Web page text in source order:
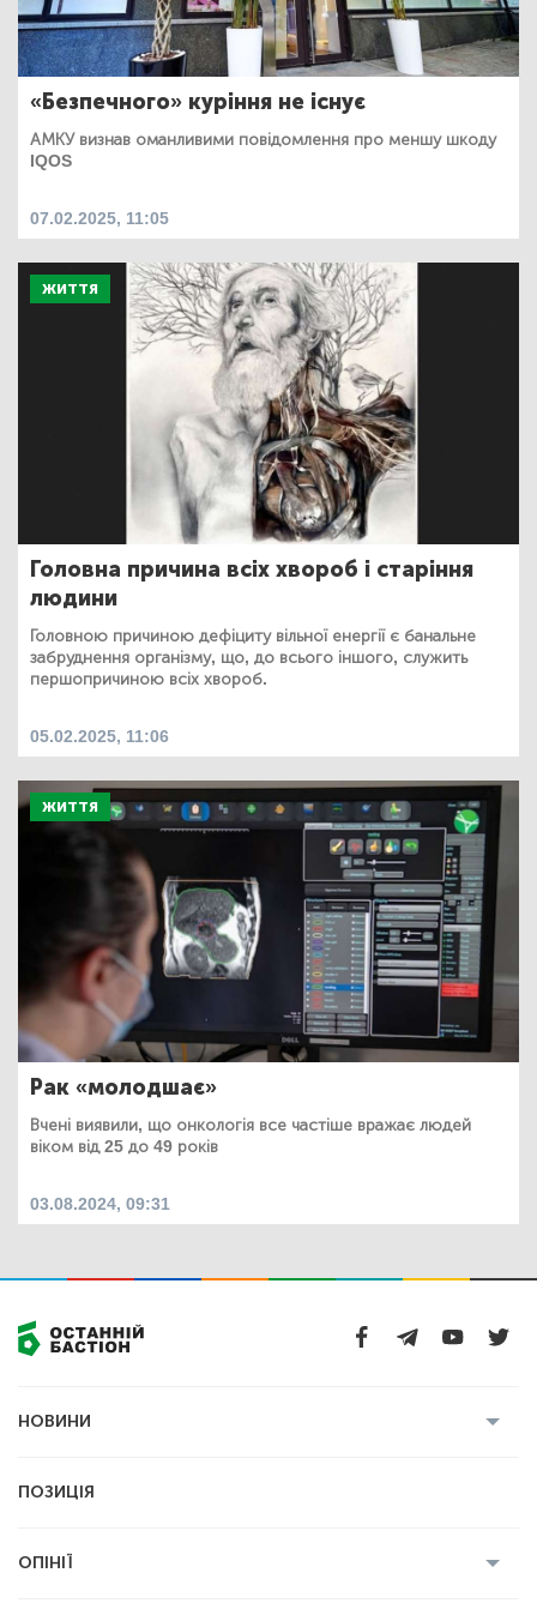
«Безпечного» куріння не існує
АМКУ визнав оманливими повідомлення про меншу шкоду
IQOS
07.02.2025, 11:05
ЖИТТЯ
Головна причина всіх хвороб і старіння
людини
Головною причиною дефіциту вільної енергії є банальне
забруднення організму, що, до всього іншого, служить
першопричиною всіх хвороб.
05.02.2025, 11:06
ЖИТТЯ
Рак «молодшає»
Вчені виявили, що онкологія все частіше вражає людей
віком від 25 до 49 років
03.08.2024, 09:31
НОВИНИ
Економіка
ПОЗИЦІЯ
ОПІНІЇ